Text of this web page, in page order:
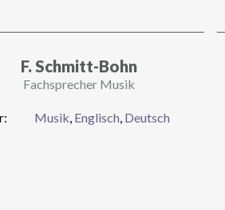
F. Schmitt-Bohn
Fachsprecher Musik
Musik, Englisch, Deutsch